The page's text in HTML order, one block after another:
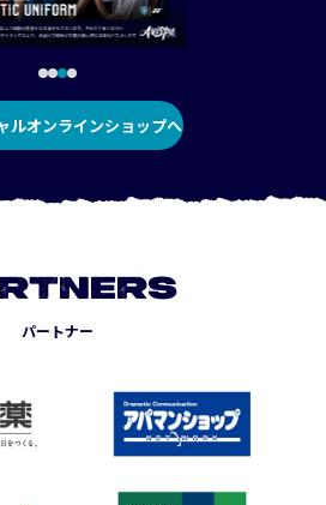
ルオンラインショップへ
パートナー